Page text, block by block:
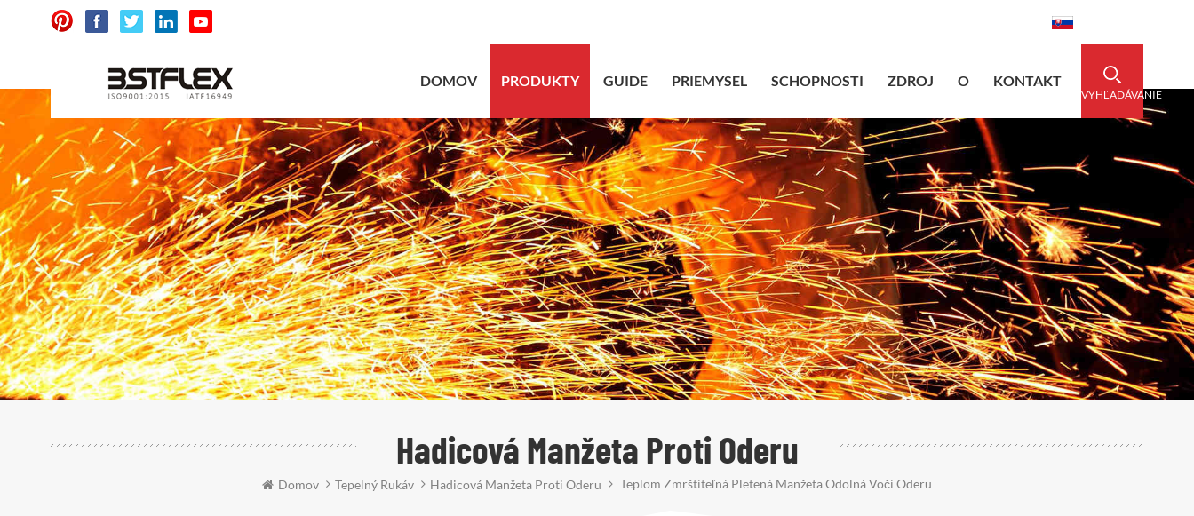
VYHĽADÁVANIE
DOMOV PRODUKTY GUIDE PRIEMYSEL SCHOPNOSTI ZDROJ O KONTAKT
Hadicová Manžeta Proti Oderu
Domov Tepelný Rukáv Hadicová Manžeta Proti Oderu Teplom Zmrštiteľná Pletená Manžeta Odolná Voči Oderu